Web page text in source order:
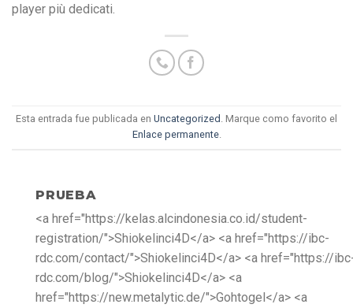
player più dedicati.
Esta entrada fue publicada en Uncategorized . Marque como favorito el
Enlace permanente.
PRUEBA
<a href="https://kelas.alcindonesia.co.id/student-
registration/">Shiokelinci4D</a> <a href="https://ibc-
rdc.com/contact/">Shiokelinci4D</a> <a href="https://
rdc.com/blog/">Shiokelinci4D</a> <a
href="https://new.metalytic.de/">Gohtogel</a> <a